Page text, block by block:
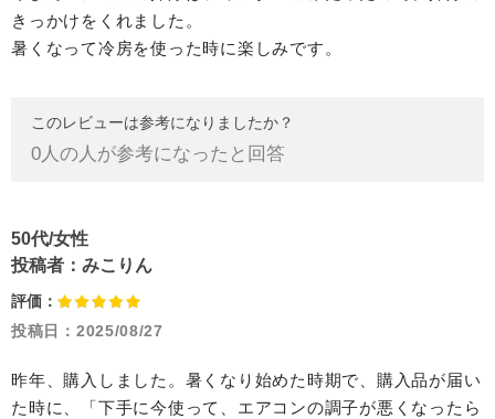
きっかけをくれました。
暑くなって冷房を使った時に楽しみです。
このレビューは参考になりましたか？
0人の人が参考になったと回答
50代/女性
投稿者： みこりん
評価：
投稿日： 2025/08/27
昨年、購入しました。暑くなり始めた時期で、購入品が届い
た時に、「下手に今使って、エアコンの調子が悪くなったら